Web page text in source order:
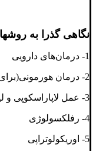
نگاهی گذرا به
1- درمان‌های دارویی
2- درمان هورمونی(برای قطع قاعدگی)
3- عمل لاپاراسکوپی و لیزر
4- رفلکسولوژی
5- اوریکولوتراپی